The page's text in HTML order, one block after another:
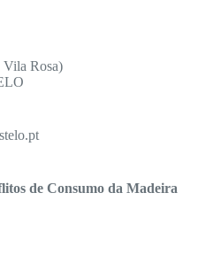
Vila Rosa)
de Consumo da Madeira